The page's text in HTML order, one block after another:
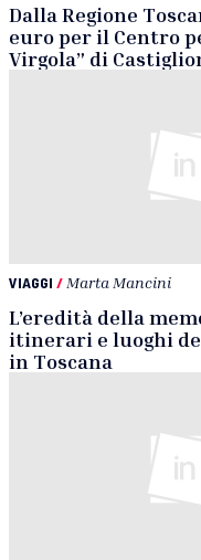
Dalla Regione
euro per il Centro
Virgola” di
VIAGGI / Marta Mancini
L’eredità della
itinerari e luoghi
in Toscana